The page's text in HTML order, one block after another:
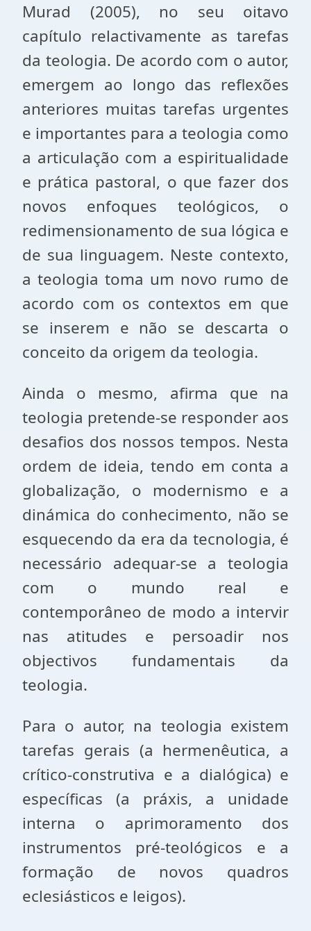
Murad (2005), no seu oitavo
capítulo relactivamente as tarefas
da teologia. De acordo com o autor,
emergem ao longo das reflexões
anteriores muitas tarefas urgentes
e importantes para a teologia como
a articulação com a espiritualidade
e prática pastoral, o que fazer dos
novos enfoques teológicos, o
redimensionamento de sua lógica e
de sua linguagem. Neste contexto,
a teologia toma um novo rumo de
acordo com os contextos em que
se inserem e não se descarta o
conceito da origem da teologia.
Ainda o mesmo, afirma que na
teologia pretende-se responder aos
desafios dos nossos tempos. Nesta
ordem de ideia, tendo em conta a
globalização, o modernismo e a
dinámica do conhecimento, não se
esquecendo da era da tecnologia, é
necessário adequar-se a teologia
com o mundo real e
contemporâneo de modo a intervir
nas atitudes e persoadir nos
objectivos fundamentais da
teologia.
Para o autor, na teologia existem
tarefas gerais (a hermenêutica, a
crítico-construtiva e a dialógica) e
específicas (a práxis, a unidade
interna o aprimoramento dos
instrumentos pré-teológicos e a
formação de novos quadros
eclesiásticos e leigos).